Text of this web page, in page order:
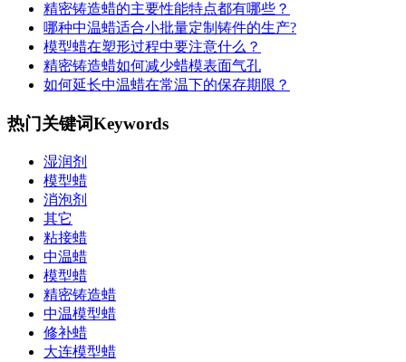
精密铸造蜡的主要性能特点都有哪些？
哪种中温蜡适合小批量定制铸件的生产?
模型蜡在塑形过程中要注意什么？
精密铸造蜡如何减少蜡模表面气孔
如何延长中温蜡在常温下的保存期限？
热门关键词Keywords
湿润剂
​模型蜡
消泡剂
其它
粘接蜡
中温蜡
模型蜡
精密铸造蜡
中温模型蜡
修补蜡
大连模型蜡